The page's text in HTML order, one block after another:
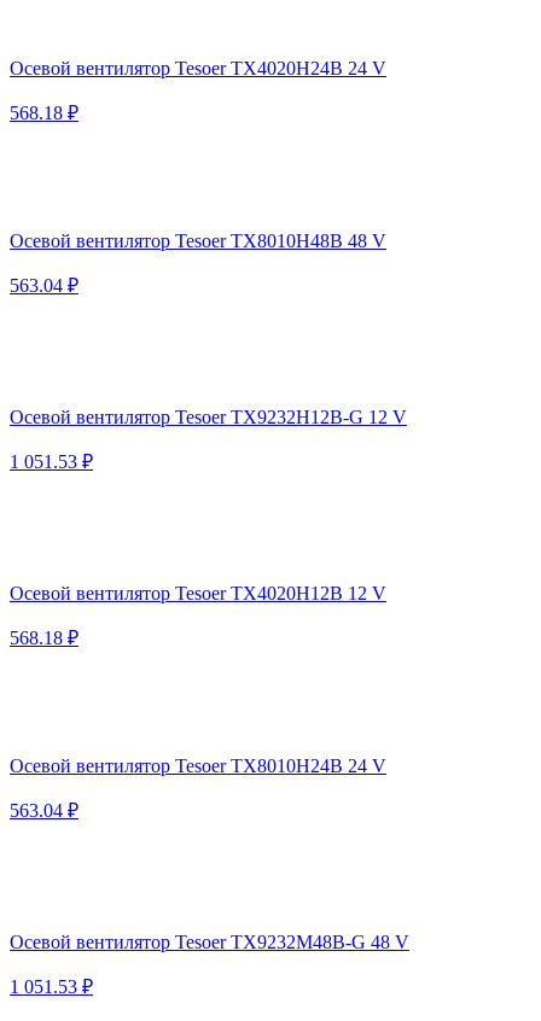
Осевой вентилятор Tesoer TX4020H24B 24 V
568.18 ₽
Осевой вентилятор Tesoer TX8010H48B 48 V
563.04 ₽
Осевой вентилятор Tesoer TX9232H12B-G 12 V
1 051.53 ₽
Осевой вентилятор Tesoer TX4020H12B 12 V
568.18 ₽
Осевой вентилятор Tesoer TX8010H24B 24 V
563.04 ₽
Осевой вентилятор Tesoer TX9232M48B-G 48 V
1 051.53 ₽